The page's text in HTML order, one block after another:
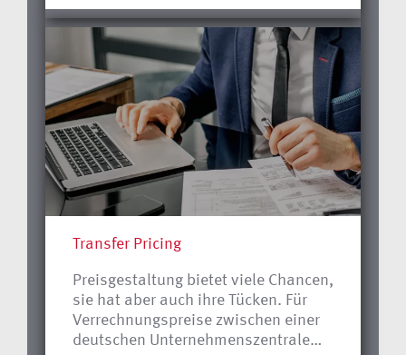
Fiskus aneinander zu geraten.
Andererseits eröffnen
unterschiedliche Rechts- und
Steuerregeln in anderen Ländern
aber auch die Möglichkeit der
Steueroptimierung. Wir geben Ihnen
die dazu nötige rechtliche Sicherheit.
Transfer Pricing
Preisgestaltung bietet viele Chancen,
sie hat aber auch ihre Tücken. Für
Verrechnungspreise zwischen einer
deutschen Unternehmenszentrale